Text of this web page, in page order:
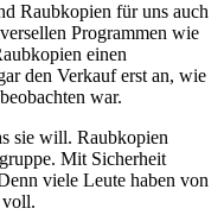
Raubkopien für uns auch
Programmen wie
einen
den Verkauf erst an, wie
war.
sie will. Raubkopien
Mit Sicherheit
viele Leute haben von
voll.